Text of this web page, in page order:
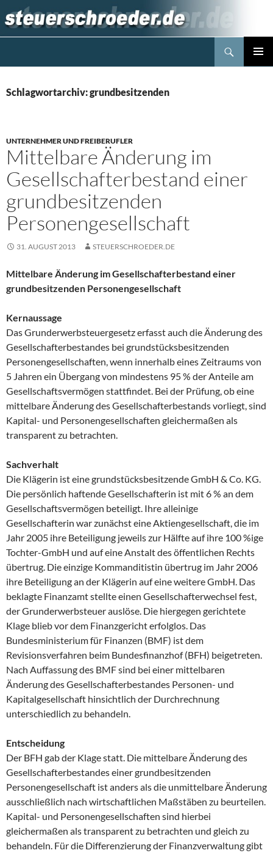
Inhalt
springen
Schlagwortarchiv: grundbesitzenden
UNTERNEHMER UND FREIBERUFLER
Mittelbare Änderung im
Gesellschafterbestand einer
grundbesitzenden
Personengesellschaft
31. AUGUST 2013 STEUERSCHROEDER.DE
Mittelbare Änderung im Gesellschafterbestand einer
grundbesitzenden Personengesellschaft
Kernaussage
Das Grunderwerbsteuergesetz erfasst auch die Änderung des
Gesellschafterbestandes bei grundstücksbesitzenden
Personengesellschaften, wenn innerhalb eines Zeitraums von
5 Jahren ein Übergang von mindestens 95 % der Anteile am
Gesellschaftsvermögen stattfindet. Bei der Prüfung, ob eine
mittelbare Änderung des Gesellschafterbestands vorliegt, sind
Kapital- und Personengesellschaften gleichermaßen als
transparent zu betrachten.
Sachverhalt
Die Klägerin ist eine grundstücksbesitzende GmbH & Co. KG.
Die persönlich haftende Gesellschafterin ist mit 6 % an dem
Gesellschaftsvermögen beteiligt. Ihre alleinige
Gesellschafterin war zunächst eine Aktiengesellschaft, die im
Jahr 2005 ihre Beteiligung jeweils zur Hälfte auf ihre 100 %ige
Tochter-GmbH und auf eine Anstalt des öffentlichen Rechts
übertrug. Die einzige Kommanditistin übertrug im Jahr 2006
ihre Beteiligung an der Klägerin auf eine weitere GmbH. Das
beklagte Finanzamt stellte einen Gesellschafterwechsel fest,
der Grunderwerbsteuer auslöse. Die hiergegen gerichtete
Klage blieb vor dem Finanzgericht erfolglos. Das
Bundesministerium für Finanzen (BMF) ist dem
Revisionsverfahren beim Bundesfinanzhof (BFH) beigetreten.
Nach Auffassung des BMF sind bei einer mittelbaren
Änderung des Gesellschafterbestandes Personen- und
Kapitalgesellschaft hinsichtlich der Durchrechnung
unterschiedlich zu behandeln.
Entscheidung
Der BFH gab der Klage statt. Die mittelbare Änderung des
Gesellschafterbestandes einer grundbesitzenden
Personengesellschaft ist anders als die unmittelbare Änderung
ausschließlich nach wirtschaftlichen Maßstäben zu beurteilen.
Kapital- und Personengesellschaften sind hierbei
gleichermaßen als transparent zu betrachten und gleich zu
behandeln. Für die Differenzierung der Finanzverwaltung gibt